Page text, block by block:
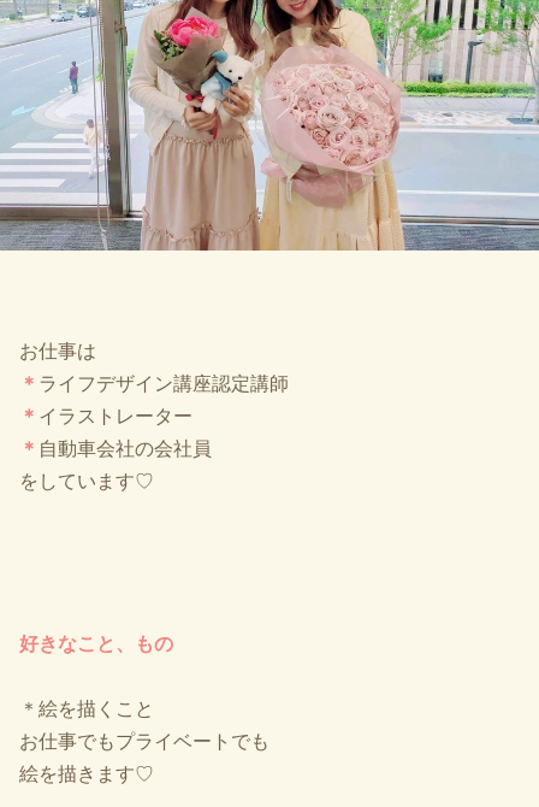
お仕事は
＊ ライフデザイン講座認定講師
＊ イラストレーター
＊ 自動車会社の会社員
をしています♡
好きなこと、もの
＊絵を描くこと
お仕事でもプライベートでも
絵を描きます♡